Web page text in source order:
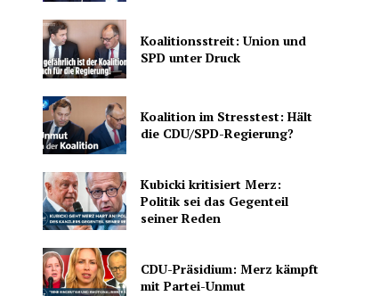
Koalitionsstreit: Union und
SPD unter Druck
Koalition im Stresstest: Hält
die CDU/SPD-Regierung?
Kubicki kritisiert Merz:
Politik sei das Gegenteil
seiner Reden
CDU-Präsidium: Merz kämpft
mit Partei-Unmut